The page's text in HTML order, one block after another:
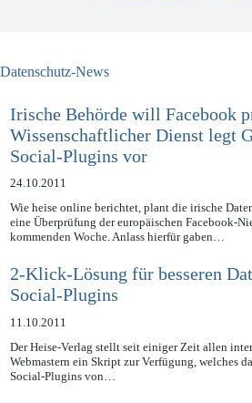
Irische Behörde will Facebook
Wissenschaftlicher Dienst legt
Social-Plugins vor
24.10.2011
Wie heise online berichtet, plant die irische
eine Überprüfung der europäischen Facebook-
2-Klick-Lösung für besseren
Social-Plugins
11.10.2011
Der Heise-Verlag stellt seit einiger Zeit allen
Webmastern ein Skript zur Verfügung, welches